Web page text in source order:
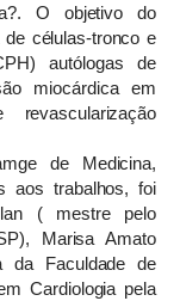
O objetivo do
células-tronco e
autólogas de
miocárdica em
de Medicina,
aos trabalhos, foi
( mestre pelo
Marisa Amato
da Faculdade de
Cardiologia pela